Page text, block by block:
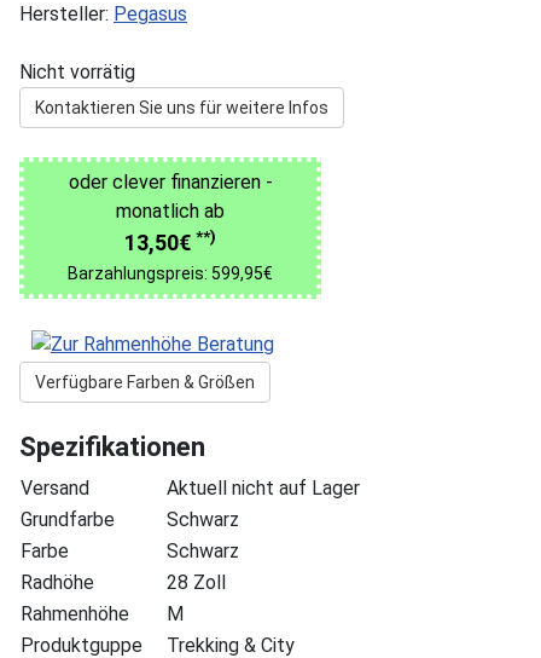
Hersteller: Pegasus
Nicht vorrätig
Kontaktieren Sie uns für weitere Infos
oder clever finanzieren -
monatlich ab
13,50€ **)
Barzahlungspreis: 599,95€
Verfügbare Farben & Größen
Spezifikationen
Versand
Aktuell nicht auf Lager
Grundfarbe
Schwarz
Farbe
Schwarz
Radhöhe
28 Zoll
Rahmenhöhe
M
Produktguppe
Trekking & City